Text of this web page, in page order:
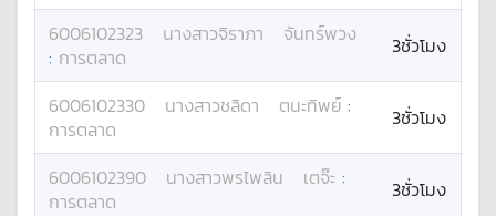
6006102323 นางสาวจิราภา
จันทร์พวง
: การตลาด 3ชั่วโมง
6006102330 นางสาวชลิดา ตนะทิพย์ :
การตลาด
3ชั่วโมง
6006102390 นางสาวพรไพลิน เตจ๊ะ :
การตลาด
3ชั่วโมง